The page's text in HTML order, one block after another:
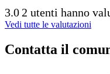
3.0 2 utenti hanno
Vedi tutte le valutazioni
Contatta il